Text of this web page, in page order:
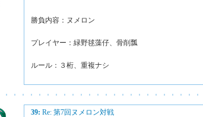
勝負内容：ヌメロン
プレイヤー：緑野毬藻仔、骨削瓢
ルール：３桁、重複ナシ
39: Re: 第7回ヌメロン対戦